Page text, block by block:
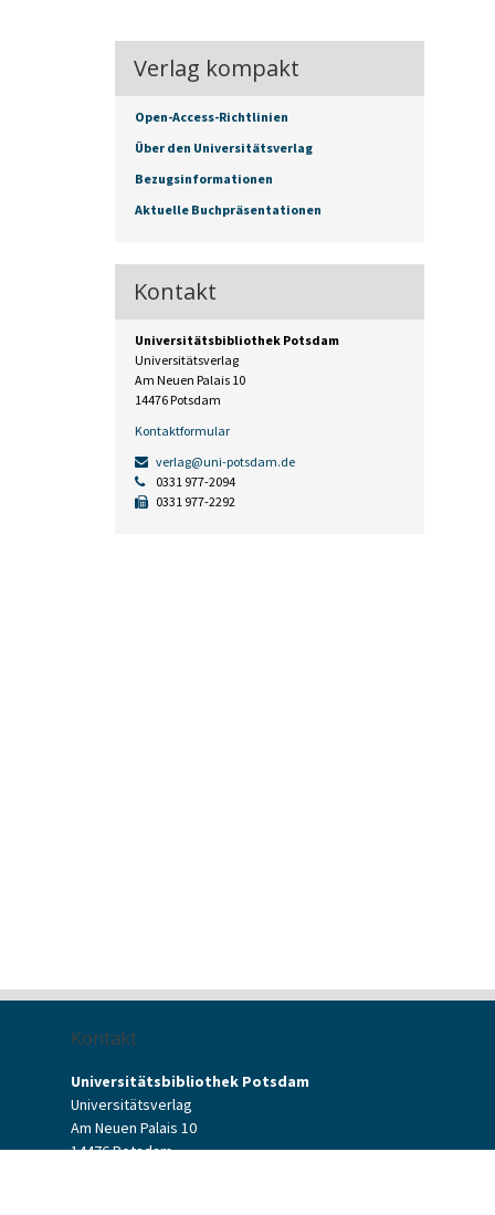
Verlag kompakt
Open-Access-Richtlinien
Über den Universitätsverlag
Bezugsinformationen
Aktuelle Buchpräsentationen
Kontakt
Universitätsbibliothek Potsdam
Universitätsverlag
Am Neuen Palais 10
14476 Potsdam
Kontaktformular
verlag@uni-potsdam.de
0331 977-2094
0331 977-2292
Kontakt
Universitätsbibliothek Potsdam
Universitätsverlag
Am Neuen Palais 10
14476 Potsdam